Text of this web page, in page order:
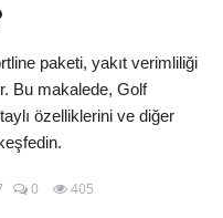
paketi, yakıt verimliliği
Bu makalede, Golf
özelliklerini ve diğer
0 405